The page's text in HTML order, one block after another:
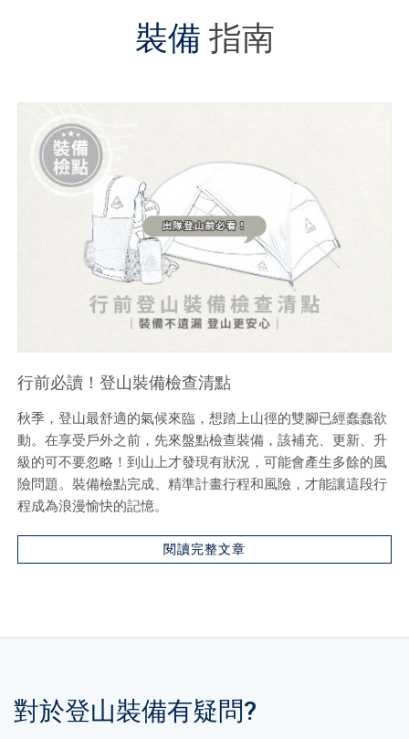
裝備 指南
行前必讀！登山裝備檢查清點
秋季，登山最舒適的氣候來臨，想踏上山徑的雙腳已經蠢蠢欲
動。在享受戶外之前，先來盤點檢查裝備，該補充、更新、升
級的可不要忽略！到山上才發現有狀況，可能會產生多餘的風
險問題。裝備檢點完成、精準計畫行程和風險，才能讓這段行
程成為浪漫愉快的記憶。
閱讀完整文章
對於登山裝備有疑問?